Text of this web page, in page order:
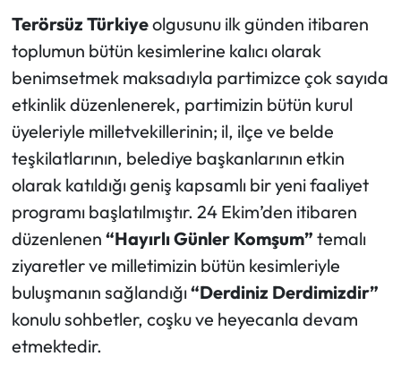
Terörsüz Türkiyeolgusunu ilk günden itibaren
toplumun bütün kesimlerine kalıcı olarak
benimsetmek maksadıyla partimizce çok sayıda
etkinlik düzenlenerek, partimizin bütün kurul
üyeleriyle milletvekillerinin; il, ilçe ve belde
teşkilatlarının, belediye başkanlarının etkin
olarak katıldığı geniş kapsamlı bir yeni faaliyet
programı başlatılmıştır. 24 Ekim’den itibaren
düzenlenen “Hayırlı Günler Komşum” temalı
ziyaretler ve milletimizin bütün kesimleriyle
buluşmanın sağlandığı“Derdiniz Derdimizdir”
konulu sohbetler, coşku ve heyecanla devam
etmektedir.
İskilip Haberleri
Kargı Haberleri
Kimdir?
Kültür Sanat
Laçin Haberleri
Magazin
Mecitözü Haberleri
Oğuzlar Haberleri